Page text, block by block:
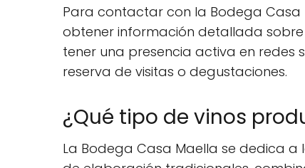
Para contactar con la Bodega Casa
obtener información detallada sobre
tener una presencia activa en redes
reserva de visitas o degustaciones.
¿Qué tipo de vinos
La Bodega Casa Maella se dedica